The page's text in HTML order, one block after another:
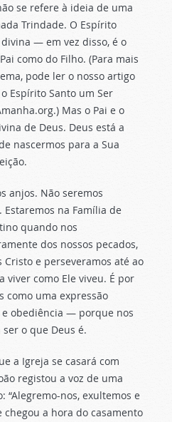
se refere à ideia de uma
Trindade. O Espírito
— em vez disso, é o
como do Filho. (Para mais
pode ler o nosso artigo
Espírito Santo um Ser
Mas o Pai e o
de Deus. Deus está a
nascermos para a Sua
anjos. Não seremos
na Família de
quando nos
dos nossos pecados,
Cristo e perseveramos até ao
viver como Ele viveu. É por
como uma expressão
obediência — porque nos
o que Deus é.
a Igreja se casará com
registou a voz de uma
nos, exultemos e
a hora do casamento